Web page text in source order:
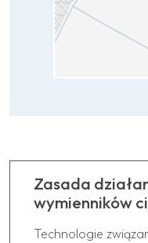
Zasada
wymienników
Technologie